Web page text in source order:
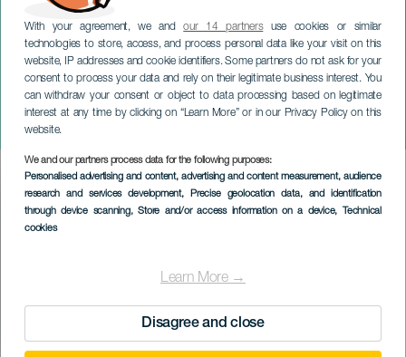
With your agreement, we andour 14 partnersuse cookies or similar
technologies to store, access, and process personal data like your visit on this
website, IP addresses and cookie identifiers. Some partners do not ask for your
consent to process your data and rely on their legitimate business interest. You
can withdraw your consent or object to data processing based on legitimate
interest at any time by clicking on “Learn More” or in our Privacy Policy on this
website.
We and our partners process data for the following purposes:
Personalised advertising and content, advertising and content measurement, audience
research and services development, Precise geolocation data, and identification
through device scanning, Store and/or access information on a device, Technical
cookies
Learn More →
Disagree and close
Rodrigo Cuevas på
konsert
LANZAROTE
Imagen
Listado